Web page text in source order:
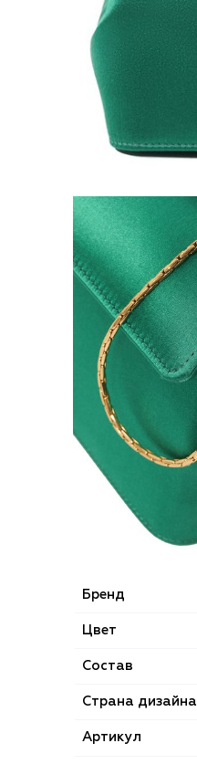
Бренд
Цвет
Состав
Страна дизайна
Артикул